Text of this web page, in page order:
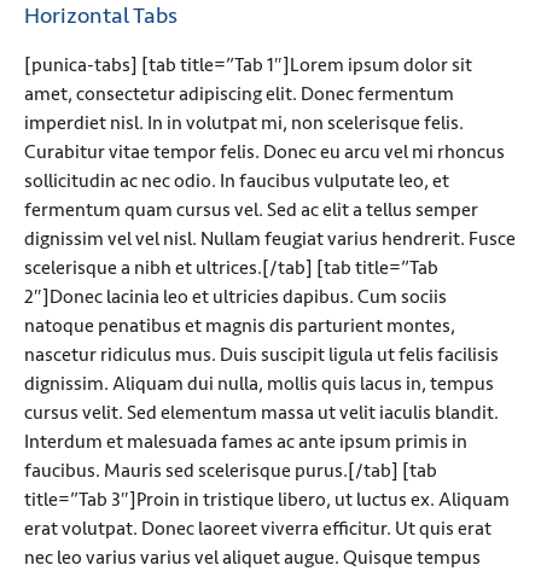
Horizontal Tabs
[punica-tabs] [tab title=”Tab 1″]Lorem ipsum dolor sit
amet, consectetur adipiscing elit. Donec fermentum
imperdiet nisl. In in volutpat mi, non scelerisque felis.
Curabitur vitae tempor felis. Donec eu arcu vel mi rhoncus
sollicitudin ac nec odio. In faucibus vulputate leo, et
fermentum quam cursus vel. Sed ac elit a tellus semper
dignissim vel vel nisl. Nullam feugiat varius hendrerit. Fusce
scelerisque a nibh et ultrices.[/tab] [tab title=”Tab
2″]Donec lacinia leo et ultricies dapibus. Cum sociis
natoque penatibus et magnis dis parturient montes,
nascetur ridiculus mus. Duis suscipit ligula ut felis facilisis
dignissim. Aliquam dui nulla, mollis quis lacus in, tempus
cursus velit. Sed elementum massa ut velit iaculis blandit.
Interdum et malesuada fames ac ante ipsum primis in
faucibus. Mauris sed scelerisque purus.[/tab] [tab
title=”Tab 3″]Proin in tristique libero, ut luctus ex. Aliquam
erat volutpat. Donec laoreet viverra efficitur. Ut quis erat
nec leo varius varius vel aliquet augue. Quisque tempus